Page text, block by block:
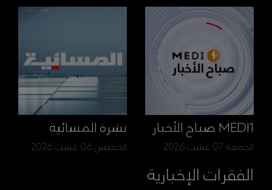
MEDI1 صباح الأخبار
الجمعة 07 غشت 2026
نشرة المسائية
الخميس 06 غشت 2026
الفقرات الإخبارية